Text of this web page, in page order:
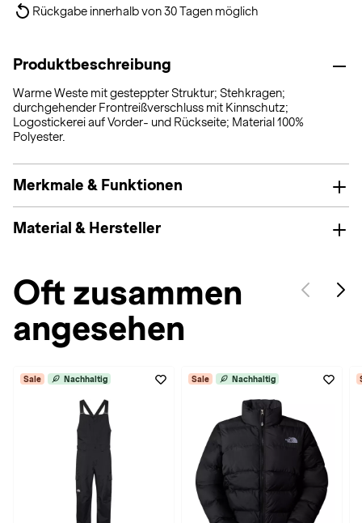
Rückgabe innerhalb von 30 Tagen möglich
Produktbeschreibung
Warme Weste mit gesteppter Struktur; Stehkragen;
durchgehender Frontreißverschluss mit Kinnschutz;
Logostickerei auf Vorder- und Rückseite; Material 100%
Polyester.
Merkmale & Funktionen
Material & Hersteller
Oft zusammen
angesehen
Sale Nachhaltig Sale Nachhaltig